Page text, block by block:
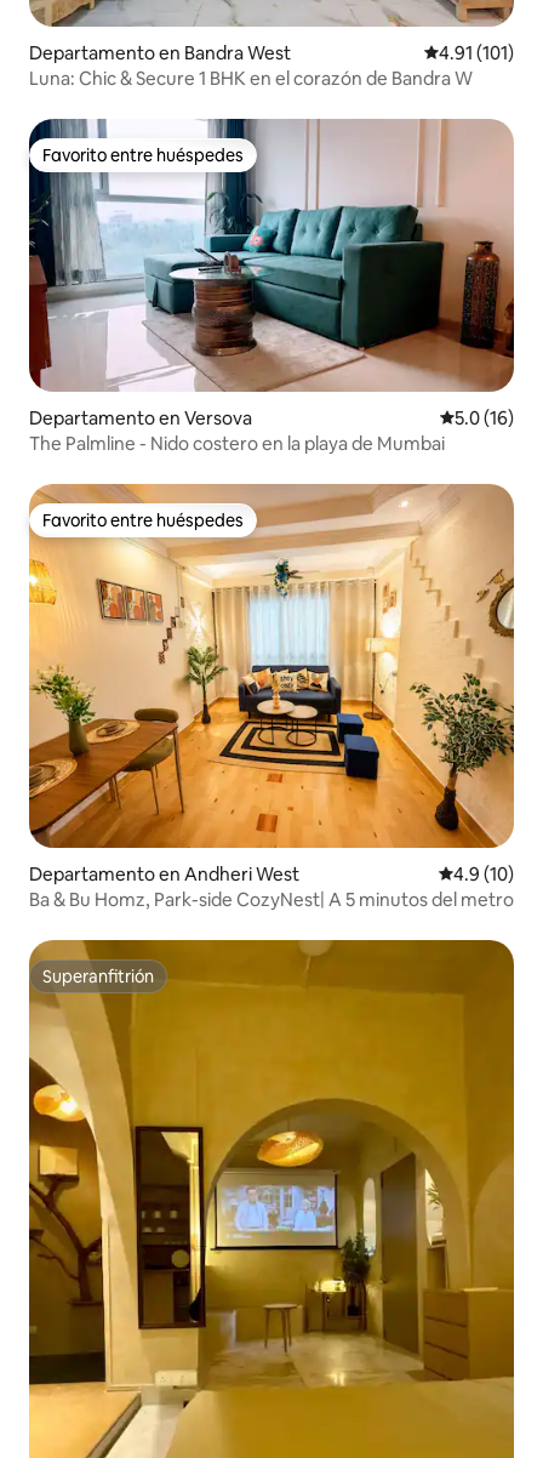
Departamento en Bandra West Calificación
4.91 (101)
Luna: Chic & Secure 1 BHK en el corazón de Bandra W
Favorito entre huéspedes
Favorito entre huéspedes
Departamento en Versova Calificación
5.0 (16)
The Palmline - Nido costero en la playa de Mumbai
Favorito entre huéspedes
Favorito entre huéspedes
Departamento en Andheri West Calificación
4.9 (10)
Ba & Bu Homz, Park-side CozyNest| A 5 minutos del metro
Superanfitrión
Superanfitrión